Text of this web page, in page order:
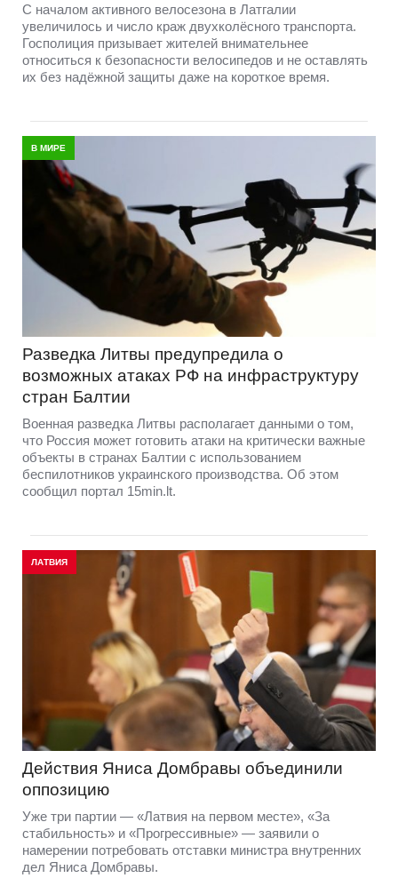
С началом активного велосезона в Латгалии
увеличилось и число краж двухколёсного транспорта.
Госполиция призывает жителей внимательнее
относиться к безопасности велосипедов и не оставлять
их без надёжной защиты даже на короткое время.
В МИРЕ
Разведка Литвы предупредила о
возможных атаках РФ на инфраструктуру
стран Балтии
Военная разведка Литвы располагает данными о том,
что Россия может готовить атаки на критически важные
объекты в странах Балтии с использованием
беспилотников украинского производства. Об этом
сообщил портал 15min.lt.
ЛАТВИЯ
Действия Яниса Домбравы объединили
оппозицию
Уже три партии — «Латвия на первом месте», «За
стабильность» и «Прогрессивные» — заявили о
намерении потребовать отставки министра внутренних
дел Яниса Домбравы.